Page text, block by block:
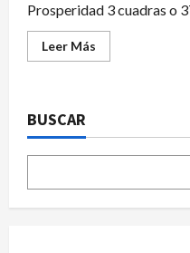
Prosperidad 3 cuadras o
Leer Más
BUSCAR